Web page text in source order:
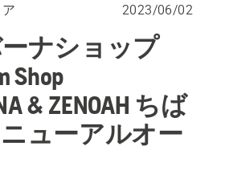
2023/06/02
ナショップ
Shop
& ZENOAH ちば
ューアルオー